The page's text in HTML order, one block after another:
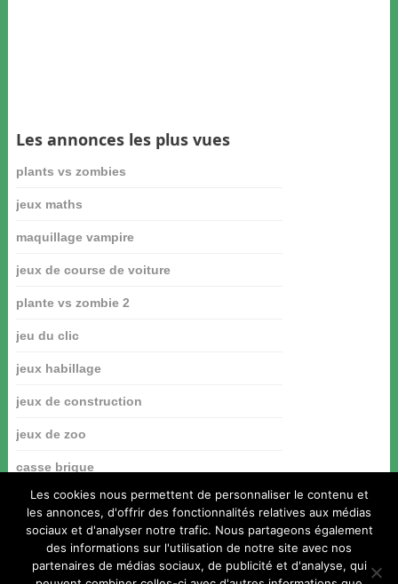
Les annonces les plus vues
plants vs zombies
jeux maths
maquillage vampire
jeux de course de voiture
plante vs zombie 2
jeu du clic
jeux habillage
jeux de construction
jeux de zoo
casse brique
Les cookies nous permettent de personnaliser le contenu et
les annonces, d'offrir des fonctionnalités relatives aux médias
sociaux et d'analyser notre trafic. Nous partageons également
des informations sur l'utilisation de notre site avec nos
partenaires de médias sociaux, de publicité et d'analyse, qui